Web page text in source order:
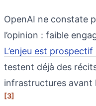
OpenAI ne constate
l’opinion : faible
L’enjeu est prospectif
testent déjà des
infrastructures avant
[3]